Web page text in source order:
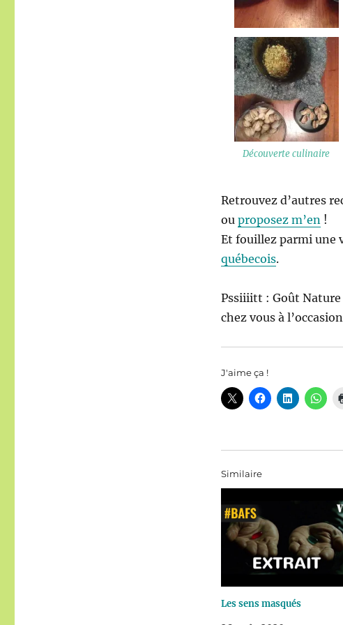
Découverte culinaire
Retrouvez d’autres
ou proposez m’en!
Et fouillez parmi une
québecois.
Pssiiiitt : Goût
chez vous à
J'aime ça !
Similaire
Les sens masqués